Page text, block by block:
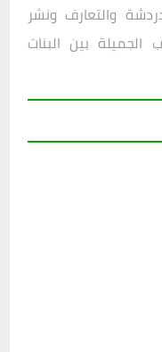
والتعارف ونشر
الجميلة بين البنات